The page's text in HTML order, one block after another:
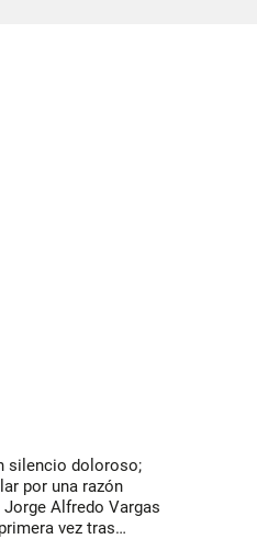
silencio doloroso;
por una razón
Jorge Alfredo Vargas
vez tras